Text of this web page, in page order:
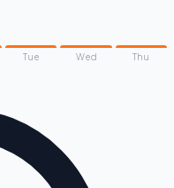
Tue Wed Thu